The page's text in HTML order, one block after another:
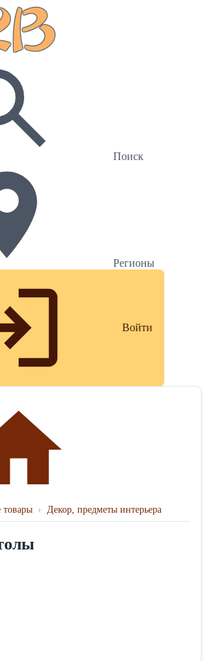
Поиск
Регионы
Войти
товары › Декор, предметы интерьера